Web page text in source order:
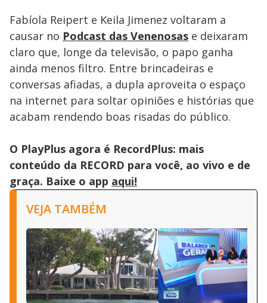
Fabíola Reipert e Keila Jimenez voltaram a
causar no Podcast das Venenosas e deixaram
claro que, longe da televisão, o papo ganha
ainda menos filtro. Entre brincadeiras e
conversas afiadas, a dupla aproveita o espaço
na internet para soltar opiniões e histórias que
acabam rendendo boas risadas do público.
O PlayPlus agora é RecordPlus: mais
conteúdo da RECORD para você, ao vivo e de
graça. Baixe o app aqui!
VEJA TAMBÉM